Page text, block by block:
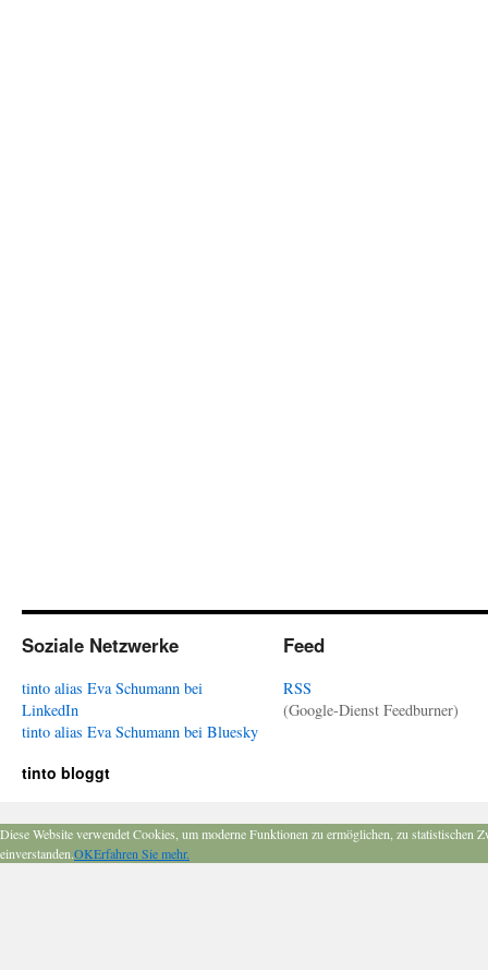
Soziale Netzwerke
tinto alias Eva Schumann bei
LinkedIn
tinto alias Eva Schumann bei Bluesky
Feed
RSS
(Google-Dienst Feedburner)
tinto bloggt
Diese Website verwendet Cookies, um moderne Funktionen zu ermöglichen, zu
einverstanden.OKErfahren Sie mehr.